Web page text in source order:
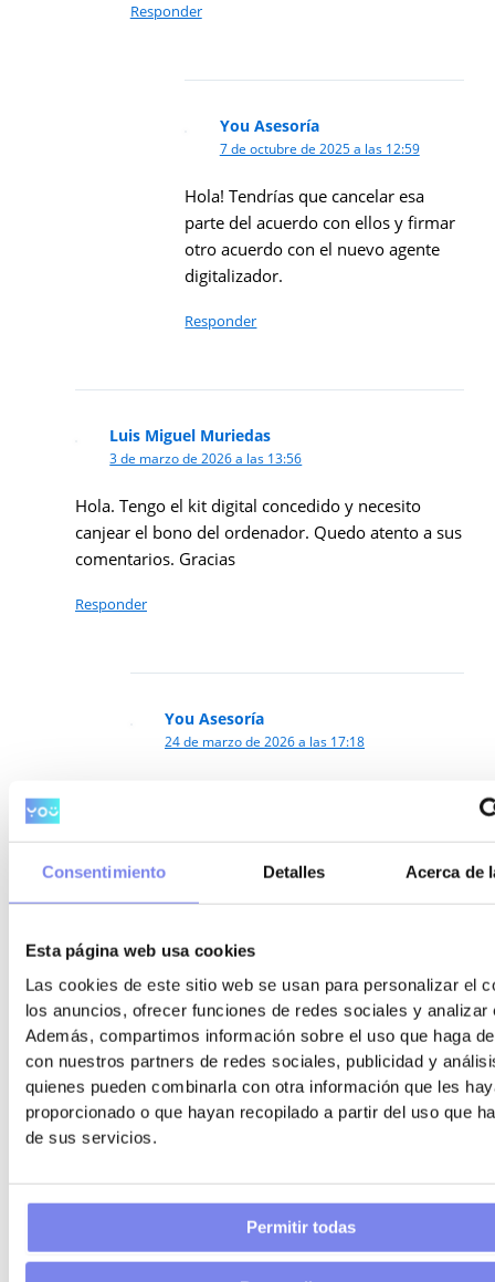
Consentimiento Detalles Acerca de
Esta página web usa cookies
Las cookies de este sitio web se usan para personalizar el
los anuncios, ofrecer funciones de redes sociales y analizar
Además, compartimos información sobre el uso que haga
con nuestros partners de redes sociales, publicidad y
quienes pueden combinarla con otra información que les
proporcionado o que hayan recopilado a partir del uso que
de sus servicios.
Permitir todas
Responder
You Asesoría
7 de octubre de 2025 a las 12:59
Hola! Tendrías que cancelar esa
parte del acuerdo con ellos y firmar
otro acuerdo con el nuevo agente
digitalizador.
Responder
Luis Miguel Muriedas
3 de marzo de 2026 a las 13:56
Hola. Tengo el kit digital concedido y necesito
canjear el bono del ordenador. Quedo atento a sus
comentarios. Gracias
Responder
You Asesoría
24 de marzo de 2026 a las 17:18
digitalizador. Por ejemplo, para el caso de
los ordenadores los grandes centros
Responder
SONIA DE CASTRO DE LA MATA
24 de marzo de 2026 a las 11:29
hola, tengo el kit digital concedido, un agente
digitalizador me está haciendo la Web, pero no
gestionar el ordenador con otro agente?
Responder